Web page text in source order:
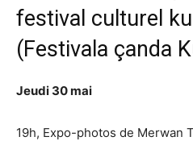
festival culturel
(Festivala çanda
Jeudi 30 mai
19h, Expo-photos de Merwan